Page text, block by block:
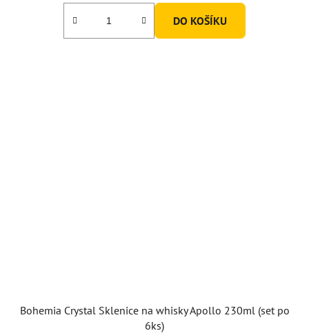
DO KOŠÍKU
Bohemia Crystal Sklenice na whisky Apollo 230ml (set po
6ks)